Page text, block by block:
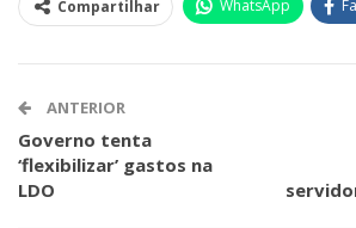
Compartilhar WhatsApp
ANTERIOR
Governo tenta
‘flexibilizar’ gastos na
LDO